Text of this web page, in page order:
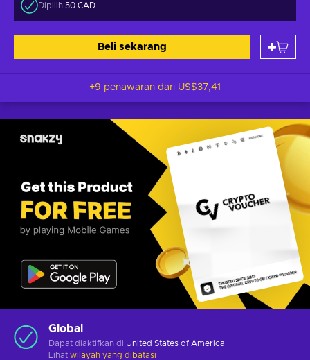
Dipilih:50 CAD
Beli sekarang
+9 penawaran dari US$37,41
Global
Dapat diaktifkan di United States of America
Lihat wilayah yang dibatasi